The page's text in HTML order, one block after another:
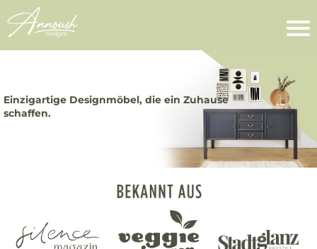
Einzigartige Designmöbel, die ein Zuhause
schaffen.